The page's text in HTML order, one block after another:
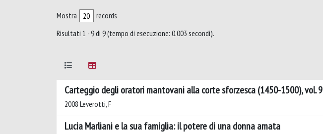
Mostra
records
Risultati 1 - 9 di 9 (tempo di esecuzione: 0.003 secondi).
Carteggio degli oratori mantovani alla corte sforzesca (1450-1500), vol. 9
2008 Leverotti, F
Lucia Marliani e la sua famiglia: il potere di una donna amata